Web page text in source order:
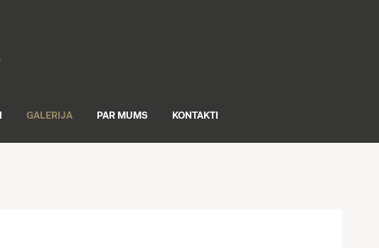
GALERIJA PAR MUMS KONTAKTI